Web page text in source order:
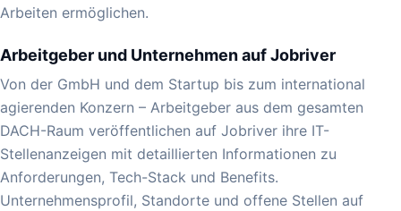
Arbeiten ermöglichen.
Arbeitgeber und Unternehmen auf Jobriver
Von der GmbH und dem Startup bis zum international
agierenden Konzern – Arbeitgeber aus dem gesamten
DACH-Raum veröffentlichen auf Jobriver ihre IT-
Stellenanzeigen mit detaillierten Informationen zu
Anforderungen, Tech-Stack und Benefits.
Unternehmensprofil, Standorte und offene Stellen auf